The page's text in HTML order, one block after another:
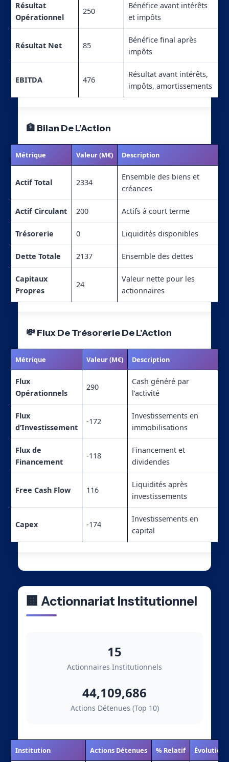
Résultat
Opérationnel
250
Bénéfice avant intérêts
et impôts
Résultat Net 85
Bénéfice final après
impôts
EBITDA 476
Résultat avant intérêts,
impôts, amortissements
🏦 Bilan De L’Action
Métrique Valeur (M€) Description
Actif Total 2334
Ensemble des biens et
créances
Actif Circulant 200 Actifs à court terme
Trésorerie 0 Liquidités disponibles
Dette Totale 2137 Ensemble des dettes
Capitaux
Propres
24
Valeur nette pour les
actionnaires
💸 Flux De Trésorerie De L’Action
Métrique Valeur (M€) Description
Flux
Opérationnels
290
Cash généré par
l’activité
Flux
d’Investissement
-172
Investissements en
immobilisations
Flux de
Financement
-118
Financement et
dividendes
Free Cash Flow 116
Liquidités après
investissements
Capex -174
Investissements en
capital
🏢 Actionnariat Institutionnel
15
Actionnaires Institutionnels
44,109,686
Actions Détenues (Top 10)
Institution Actions Détenues % Relatif Évolution